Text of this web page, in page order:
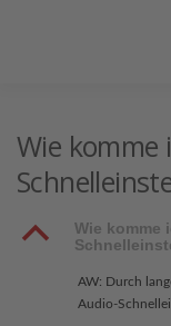
Wie komme
B
Wie komme
AW: Durch
Audio-